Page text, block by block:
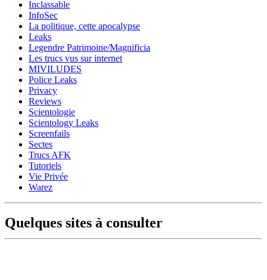
Inclassable
InfoSec
La politique, cette apocalypse
Leaks
Legendre Patrimoine/Magnificia
Les trucs vus sur internet
MIVILUDES
Police Leaks
Privacy
Reviews
Scientologie
Scientology Leaks
Screenfails
Sectes
Trucs AFK
Tutoriels
Vie Privée
Warez
Quelques sites à consulter